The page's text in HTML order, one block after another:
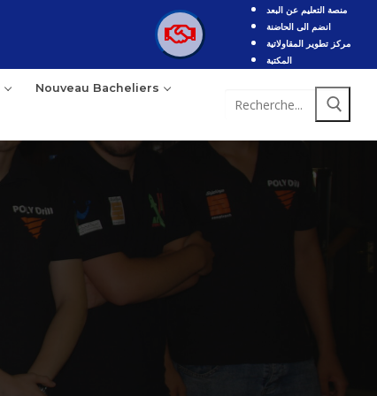
منصة التعليم عن البعد
انضم الى الحاضنة
مركز تطوير المقاولاتية
المكتبة
Nouveau Bacheliers